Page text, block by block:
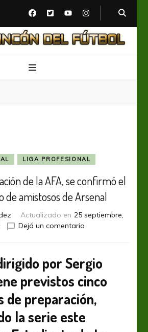
LIGA PROFESIONAL
de la AFA, se confirmó el
de amistosos de Arsenal
Actualizado en 25 septiembre,
Dejá un comentarioen
autorización
de
la
AFA,
se
el
por Sergio
previstos cinco
de preparación,
la serie este